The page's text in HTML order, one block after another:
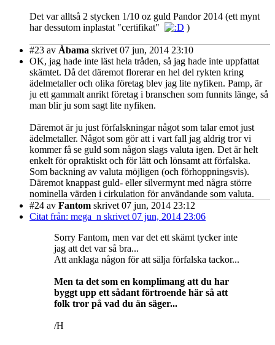
Det var alltså 2 stycken 1/10 oz guld Pandor 2014 (ett mynt
har dessutom inplastat "certifikat"
)
#23 av Åbama skrivet 07 jun, 2014 23:10
OK, jag hade inte läst hela tråden, så jag hade inte uppfattat
skämtet. Då det däremot florerar en hel del rykten kring
ädelmetaller och olika företag blev jag lite nyfiken. Pamp, är
ju ett gammalt anrikt företag i branschen som funnits länge, så
man blir ju som sagt lite nyfiken.
Däremot är ju just förfalskningar något som talar emot just
ädelmetaller. Något som gör att i vart fall jag aldrig tror vi
kommer få se guld som någon slags valuta igen. Det är helt
enkelt för opraktiskt och för lätt och lönsamt att förfalska.
Som backning av valuta möjligen (och förhoppningsvis).
Däremot knappast guld- eller silvermynt med några större
nominella värden i cirkulation för användande som valuta.
#24 av Fantom skrivet 07 jun, 2014 23:12
Citat från: mega_n skrivet 07 jun, 2014 23:06
Sorry Fantom, men var det ett skämt tycker inte
jag att det var så bra...
Att anklaga någon för att sälja förfalska tackor...
Men ta det som en komplimang att du har
byggt upp ett sådant förtroende här så att
folk tror på vad du än säger...
/H